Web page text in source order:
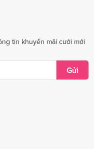
tin khuyến mãi cưới mới
Gửi